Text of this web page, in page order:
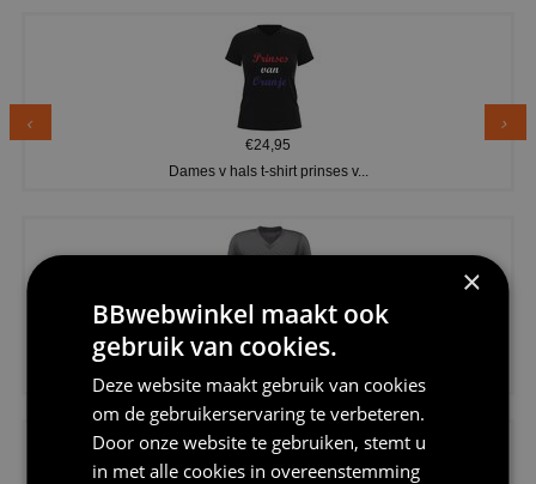
€24,95
Dames v hals t-shirt prinses v...
€24,95
Koningsdag shirt heren v-hals ...
×
BBwebwinkel maakt ook
gebruik van cookies.
Deze website maakt gebruik van cookies
om de gebruikerservaring te verbeteren.
Door onze website te gebruiken, stemt u
in met alle cookies in overeenstemming